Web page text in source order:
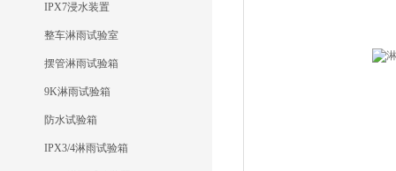
IPX7浸水装置
整车淋雨试验室
摆管淋雨试验箱
9K淋雨试验箱
防水试验箱
IPX3/4淋雨试验箱